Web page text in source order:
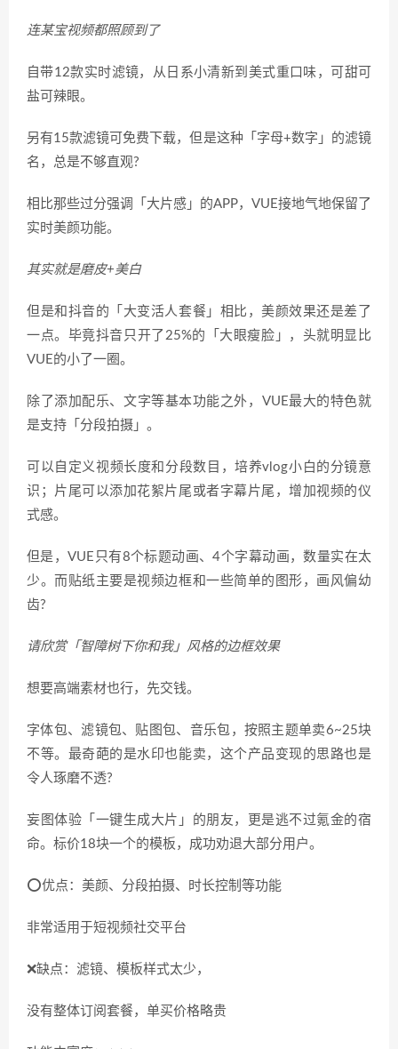
连某宝视频都照顾到了
自带12款实时滤镜，从日系小清新到美式重口味，可甜可
盐可辣眼。
另有15款滤镜可免费下载，但是这种「字母+数字」的滤镜
名，总是不够直观?
相比那些过分强调「大片感」的APP，VUE接地气地保留了
实时美颜功能。
其实就是磨皮+美白
但是和抖音的「大变活人套餐」相比，美颜效果还是差了
一点。毕竟抖音只开了25%的「大眼瘦脸」，头就明显比
VUE的小了一圈。
除了添加配乐、文字等基本功能之外，VUE最大的特色就
是支持「分段拍摄」。
可以自定义视频长度和分段数目，培养vlog小白的分镜意
识；片尾可以添加花絮片尾或者字幕片尾，增加视频的仪
式感。
但是，VUE只有8个标题动画、4个字幕动画，数量实在太
少。而贴纸主要是视频边框和一些简单的图形，画风偏幼
齿?
请欣赏「智障树下你和我」风格的边框效果
想要高端素材也行，先交钱。
字体包、滤镜包、贴图包、音乐包，按照主题单卖6~25块
不等。最奇葩的是水印也能卖，这个产品变现的思路也是
令人琢磨不透?
妄图体验「一键生成大片」的朋友，更是逃不过氪金的宿
命。标价18块一个的模板，成功劝退大部分用户。
⭕️优点：美颜、分段拍摄、时长控制等功能
非常适用于短视频社交平台
❌缺点：滤镜、模板样式太少，
没有整体订阅套餐，单买价格略贵